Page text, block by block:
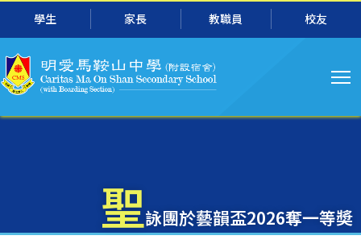
跳转到主要内容
學生 家長 教職員 校友
导
航
聖詠團於藝韻盃2026奪一等奬